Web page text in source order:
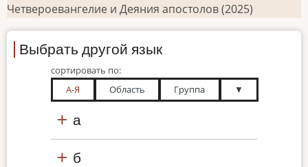
Четвероевангелие и Деяния апостолов (2025)
Выбрать другой язык
сортировать по:
А-Я
Область Группа ▼
а
б